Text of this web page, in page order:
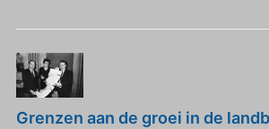
Grenzen aan de groei in de